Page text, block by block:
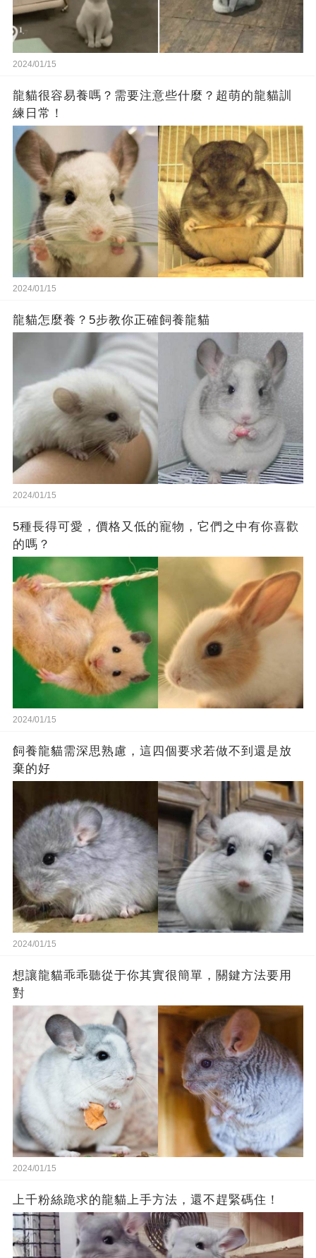
2024/01/15
龍貓很容易養嗎？需要注意些什麼？超萌的龍貓訓
練日常！
2024/01/15
龍貓怎麼養？5步教你正確飼養龍貓
2024/01/15
5種長得可愛，價格又低的寵物，它們之中有你喜歡
的嗎？
2024/01/15
飼養龍貓需深思熟慮，這四個要求若做不到還是放
棄的好
2024/01/15
想讓龍貓乖乖聽從于你其實很簡單，關鍵方法要用
對
2024/01/15
上千粉絲跪求的龍貓上手方法，還不趕緊碼住！